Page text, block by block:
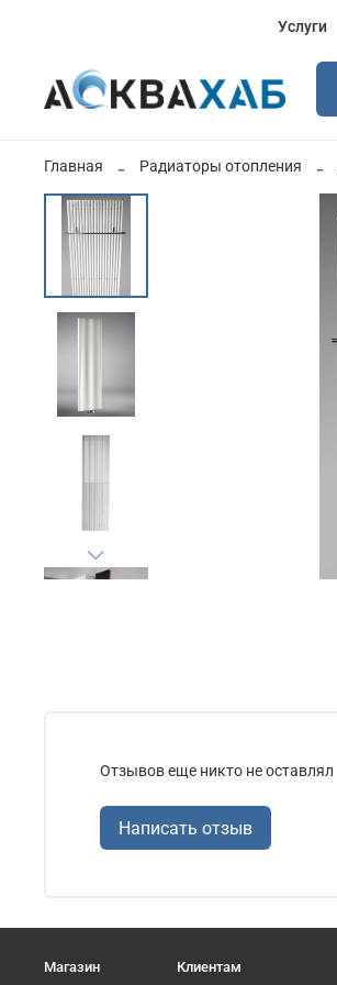
Услуги
Главная Радиаторы отопления
Отзывов еще никто не оставлял
Написать отзыв
Магазин Клиентам